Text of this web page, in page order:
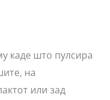
каде што пулсира
на
или зад